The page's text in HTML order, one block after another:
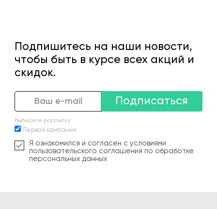
Подпишитесь на наши новости,
чтобы быть в курсе всех акций и
скидок.
Подписаться
Выберите рассылку
Первая кампания
Я ознакомился и согласен с условиями
пользовательского соглашения по обработке
персональных данных